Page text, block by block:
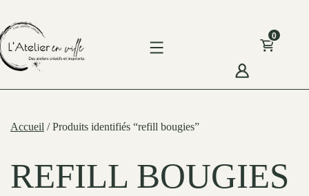
to
content
0
Accueil / Produits identifiés “refill bougies”
REFILL BOUGIES